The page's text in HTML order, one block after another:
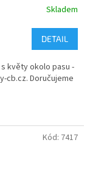
Skladem
DETAIL
květy okolo pasu -
cb.cz. Doručujeme
Kód: 7417